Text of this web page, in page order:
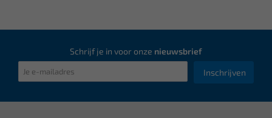
Schrijf je in voor onze nieuwsbrief
Inschrijven